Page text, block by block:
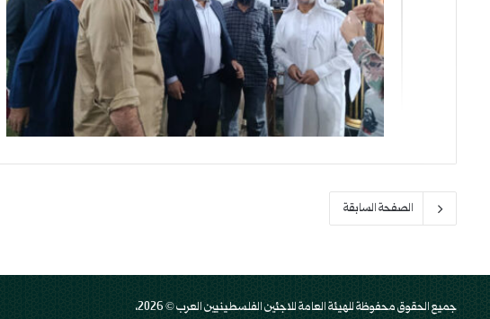
الصفحة السابقة
جميع الحقوق محفوظة للهيئة العامة للاجئين الفلسطينيين العرب © 2026،